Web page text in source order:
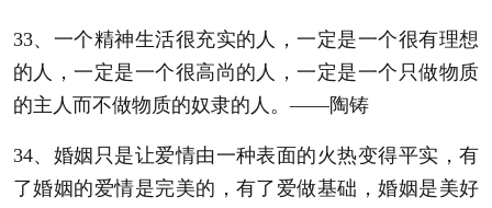
33、一个精神生活很充实的人，一定是一个很有理想
的人，一定是一个很高尚的人，一定是一个只做物质
的主人而不做物质的奴隶的人。——陶铸
34、婚姻只是让爱情由一种表面的火热变得平实，有
了婚姻的爱情是完美的，有了爱做基础，婚姻是美好